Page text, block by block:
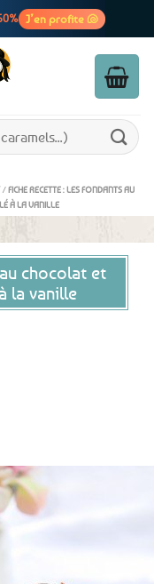
J’en profite 🐚
/FICHE RECETTE : LES FONDANTS AU
À LA VANILLE
chocolat et
la vanille